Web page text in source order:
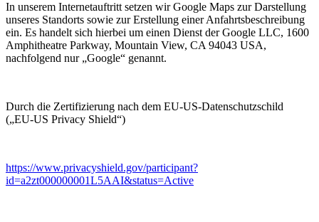
In unserem Internetauftritt setzen wir Google Maps zur Darstellung
unseres Standorts sowie zur Erstellung einer Anfahrtsbeschreibung
ein. Es handelt sich hierbei um einen Dienst der Google LLC, 1600
Amphitheatre Parkway, Mountain View, CA 94043 USA,
nachfolgend nur „Google“ genannt.
Durch die Zertifizierung nach dem EU-US-Datenschutzschild
(„EU-US Privacy Shield“)
https://www.privacyshield.gov/participant?
id=a2zt000000001L5AAI&status=Active